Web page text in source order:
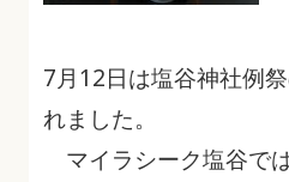
7月12日は塩谷神社例
れました。
マイラシーク塩谷で